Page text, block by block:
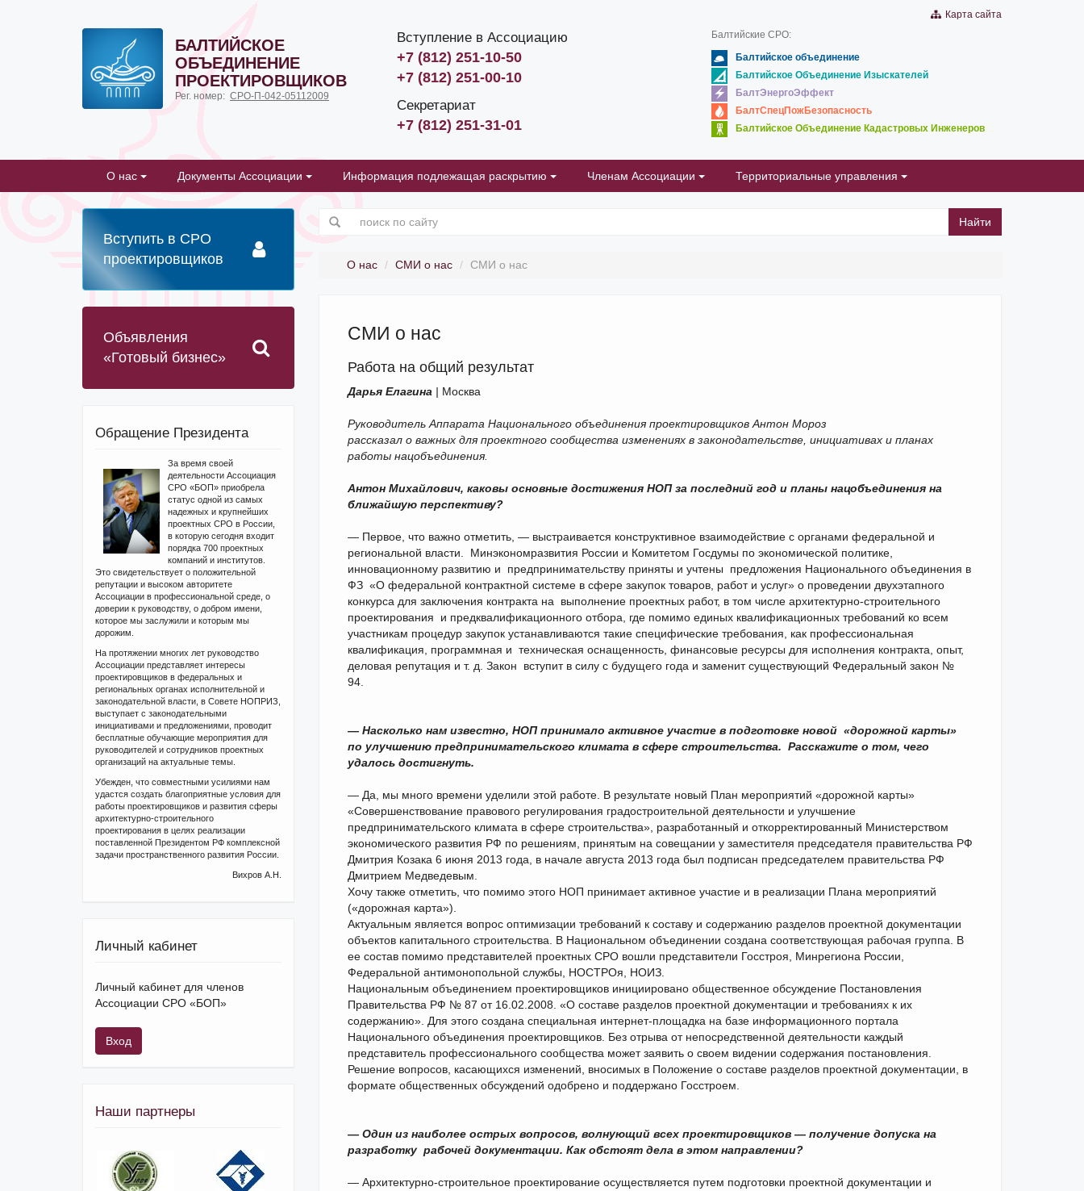
БАЛТИЙСКОЕ
ОБЪЕДИНЕНИЕ
ПРОЕКТИРОВЩИКОВ
Рег. номер: СРО-П-042-05112009
Вступление в Ассоциацию
+7 (812) 251-10-50
+7 (812) 251-00-10
Секретариат
+7 (812) 251-31-01
Карта сайта
Балтийские СРО:
Балтийское объединение
Балтийское Объединение Изыскателей
БалтЭнергоЭффект
БалтСпецПожБезопасность
Балтийское Объединение Кадастровых Инженеров
О нас Документы Ассоциации Информация подлежащая раскрытию Членам Ассоциации Территориальные управления
Найти
О нас СМИ о нас СМИ о нас
СМИ о нас
Работа на общий результат
Дарья Елагина | Москва
Руководитель Аппарата Национального объединения проектировщиков Антон Мороз
рассказал о важных для проектного сообщества изменениях в законодательстве, инициативах и планах
работы нацобъединения.
Антон Михайлович, каковы основные достижения НОП за последний год и планы нац­объединения на
ближайшую перспективу?
— Первое, что важно отметить, — выстраивается конструктивное взаимодействие с органами федеральной и
региональной власти. Минэкономразвития России и Комитетом Госдумы по экономической политике,
инновационному развитию и предпринимательству приняты и учтены предложения Национального объединения в
ФЗ «О федеральной контрактной системе в сфере закупок товаров, работ и услуг» о проведении двухэтапного
конкурса для заключения контракта на выполнение проектных работ, в том числе архитектурно-строительного
проектирования и предквалификационного отбора, где помимо единых квалификационных требований ко всем
участникам процедур закупок устанавливаются такие специфические требования, как профессиональная
квалификация, программная и техническая оснащенность, финансовые ресурсы для исполнения контракта, опыт,
деловая репутация и т. д. Закон вступит в силу с будущего года и заменит существующий Федеральный закон №
94.
— Насколько нам известно, НОП принимало активное участие в подготовке новой «дорожной карты»
по улучшению предпринимательского климата в сфере строительства. Расскажите о том, чего
удалось достигнуть.
— Да, мы много времени уделили этой работе. В результате новый План мероприятий «дорожной карты»
«Совершенствование правового регулирования градостроительной деятельности и улучшение
предпринимательского климата в сфере строительства», разработанный и откорректированный Министерством
экономического развития РФ по решениям, принятым на совещании у заместителя председателя правительства РФ
Дмитрия Козака 6 июня 2013 года, в начале августа 2013 года был подписан председателем правительства РФ
Дмитрием Медведевым.
Хочу также отметить, что помимо этого НОП принимает активное участие и в реализации Плана мероприятий
(«дорожная карта»).
Актуальным является вопрос оптимизации требований к составу и содержанию разделов проектной документации
объектов капитального строительства. В Национальном объединении создана соответствующая рабочая группа. В
ее состав помимо представителей проектных СРО вошли представители Госстроя, Минрегиона России,
Федеральной антимонопольной службы, НОСТРОя, НОИЗ.
Национальным объединением проектировщиков инициировано общественное обсуждение Постановления
Правительства РФ № 87 от 16.02.2008. «О составе разделов проектной документации и требованиях к их
содержанию». Для этого создана специальная интернет-площадка на базе информационного портала
Национального объединения проектировщиков. Без отрыва от непосредственной деятельности каждый
представитель профессионального сообщества может заявить о своем видении содержания постановления.
Решение вопросов, касающихся изменений, вносимых в Положение о составе разделов проектной документации, в
формате общественных обсуждений одобрено и поддержано Госстроем.
— Один из наиболее острых вопросов, волнующий всех проектировщиков — получение допуска на
разработку рабочей документации. Как обстоят дела в этом направлении?
— Архитектурно-строительное проектирование осуществляется путем подготовки проектной документации и
Вступить в СРО
проектировщиков
Объявления
«Готовый бизнес»
Обращение Президента
За время своей
деятельности Ассоциация
СРО «БОП» приобрела
статус одной из самых
надежных и крупнейших
проектных СРО в России,
в которую сегодня входит
порядка 700 проектных
компаний и институтов.
Это свидетельствует о положительной
репутации и высоком авторитете
Ассоциации в профессиональной среде, о
доверии к руководству, о добром имени,
которое мы заслужили и которым мы
дорожим.
На протяжении многих лет руководство
Ассоциации представляет интересы
проектировщиков в федеральных и
региональных органах исполнительной и
законодательной власти, в Совете НОПРИЗ,
выступает с законодательными
инициативами и предложениями, проводит
бесплатные обучающие мероприятия для
руководителей и сотрудников проектных
организаций на актуальные темы.
Убежден, что совместными усилиями нам
удастся создать благоприятные условия для
работы проектировщиков и развития сферы
архитектурно-строительного
проектирования в целях реализации
поставленной Президентом РФ комплексной
задачи пространственного развития России.
Вихров А.Н.
Личный кабинет
Личный кабинет для членов
Ассоциации СРО «БОП»
Вход
Наши партнеры